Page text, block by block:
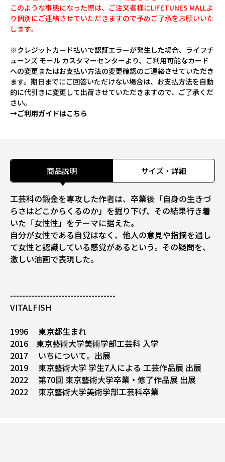
このような事態になった際は、ご注文者様にLIFETUNES MALLよ
り個別にご連絡させていただきますので予めご了承をお願いいた
します。
※クレジットカード払いで認証エラーが発生した場合、ライフチ
ューンズ モール カスタマーセンターより、ご利用可能なカード
への変更またはお支払い方法の変更確認のご連絡させていただき
ます。期日までにご回答いただけない場合は、お支払方法を自動
的に代引きに変更して出荷させていただきますので、ご了承くだ
さい。
→ご利用ガイドはこちら
商品説明 サイズ・詳細
工芸科の鍛金を専攻した作者は、卒業後「自身の生きづ
らさはどこからくるのか」を掘り下げ、その結果行き着
いた「女性性」をテーマに据えた。
自分が女性である自覚はなく、他人の意見や指摘を通し
て女性と認識している感覚があるという。その疑問を、
激しい油画で表現した。
-----------------------------------
VITALFISH
1996 東京都生まれ
2016 東京藝術大学美術学部工芸科 入学
2017 いちについて。出展
2019 東京藝術大学 学生7人による 工芸作品展 出展
2022 第70回 東京藝術大学卒業・修了作品展 出展
2022 東京藝術大学美術学部工芸科卒業